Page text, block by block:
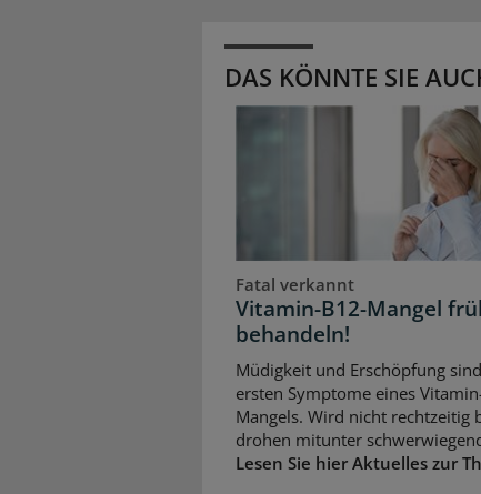
DAS KÖNNTE SIE
Fatal verkannt
Vitamin-B12-Mangel
behandeln!
Müdigkeit und Erschöpfung
ersten Symptome eines
Mangels. Wird nicht rechtzeitig
drohen mitunter
Lesen Sie hier Aktuelles zur